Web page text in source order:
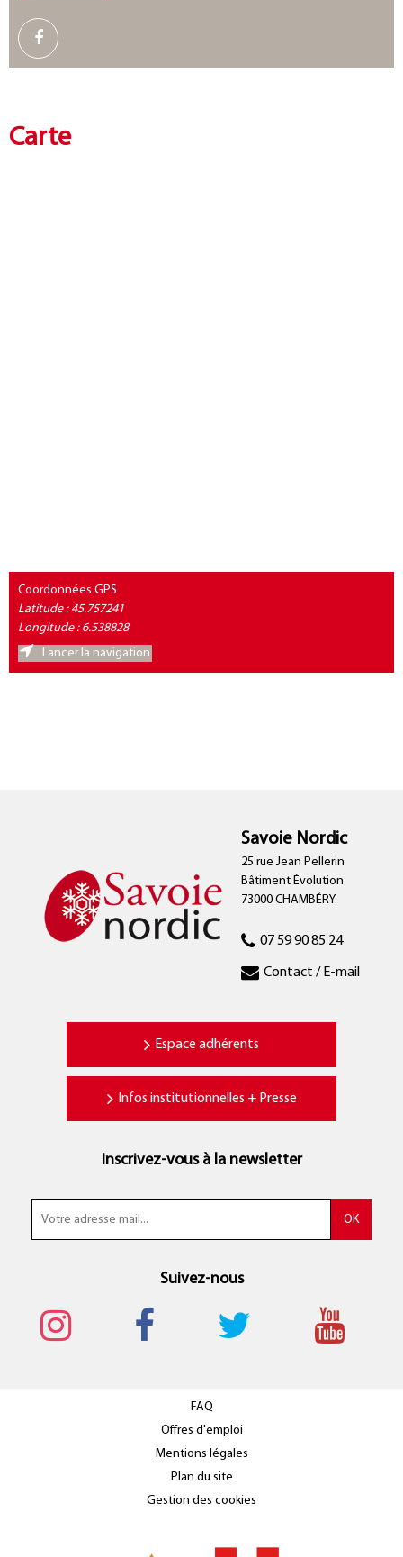
Carte
Coordonnées GPS
Latitude : 45.757241
Longitude : 6.538828
Lancer la navigation
Savoie Nordic
25 rue Jean Pellerin
Bâtiment Évolution
73000 CHAMBÉRY
07 59 90 85 24
Contact / E-mail
Espace adhérents
Infos institutionnelles + Presse
Inscrivez-vous à la newsletter
Suivez-nous
FAQ
Offres d'emploi
Mentions légales
Plan du site
Gestion des cookies